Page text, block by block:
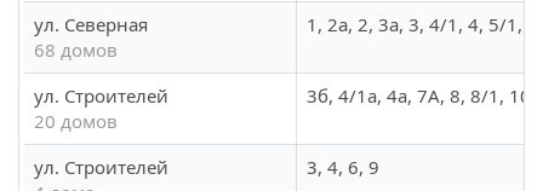
ул. Северная
68 домов
1, 2а, 2, 3а, 3, 4/1, 4, 5/1,
ул. Строителей
20 домов
3б, 4/1а, 4а, 7А, 8, 8/1,
ул. Строителей
3, 4, 6, 9